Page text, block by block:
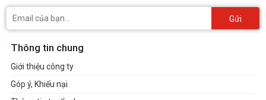
Gửi
Thông tin chung
Giới thiệu công ty
Góp ý, Khiếu nại